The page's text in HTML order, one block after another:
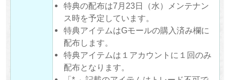
特典の配布は7月23日（水）メンテナン
ス時を予定しています。
特典アイテムはGモールの購入済み欄に
配布します。
特典アイテムは１アカウントに１回のみ
配布となります。